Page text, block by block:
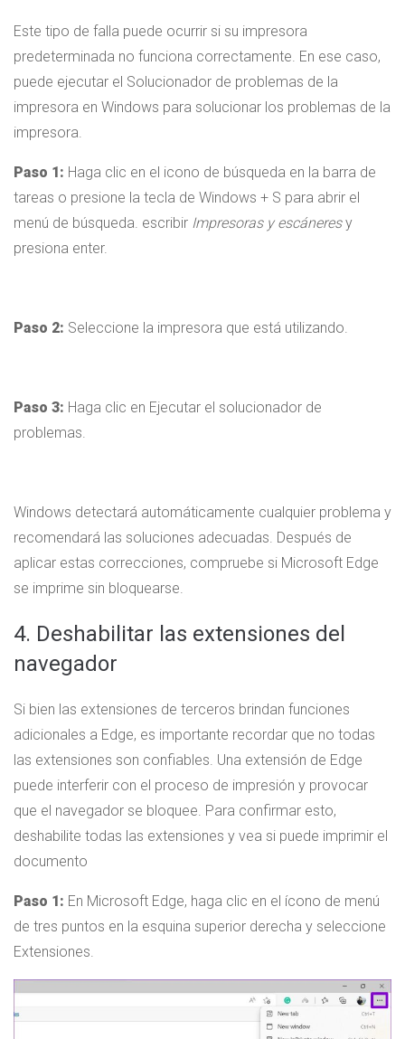
Este tipo de falla puede ocurrir si su impresora
predeterminada no funciona correctamente. En ese caso,
puede ejecutar el Solucionador de problemas de la
impresora en Windows para solucionar los problemas de la
impresora.
Paso 1: Haga clic en el icono de búsqueda en la barra de
tareas o presione la tecla de Windows + S para abrir el
menú de búsqueda. escribir Impresoras y escáneresy
presiona enter.
Paso 2: Seleccione la impresora que está utilizando.
Paso 3: Haga clic en Ejecutar el solucionador de
problemas.
Windows detectará automáticamente cualquier problema y
recomendará las soluciones adecuadas. Después de
aplicar estas correcciones, compruebe si Microsoft Edge
se imprime sin bloquearse.
4. Deshabilitar las extensiones del
navegador
Si bien las extensiones de terceros brindan funciones
adicionales a Edge, es importante recordar que no todas
las extensiones son confiables. Una extensión de Edge
puede interferir con el proceso de impresión y provocar
que el navegador se bloquee. Para confirmar esto,
deshabilite todas las extensiones y vea si puede imprimir el
documento
Paso 1: En Microsoft Edge, haga clic en el ícono de menú
de tres puntos en la esquina superior derecha y seleccione
Extensiones.